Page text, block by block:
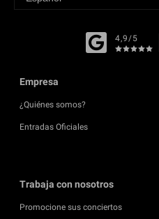
4,9/5
Empresa
¿Quiénes somos?
Entradas Oficiales
Trabaja con nosotros
Promocione sus conciertos